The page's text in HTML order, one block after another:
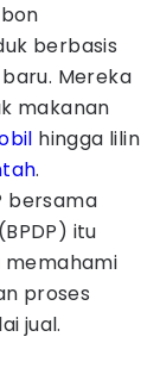
berbasis
Mereka
makanan
hingga lilin
.
bersama
itu
proses
jual.